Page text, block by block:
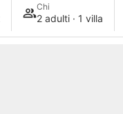
Chi
2 adulti · 1 villa